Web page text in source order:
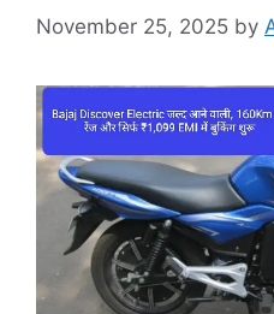
November 25, 2025 by